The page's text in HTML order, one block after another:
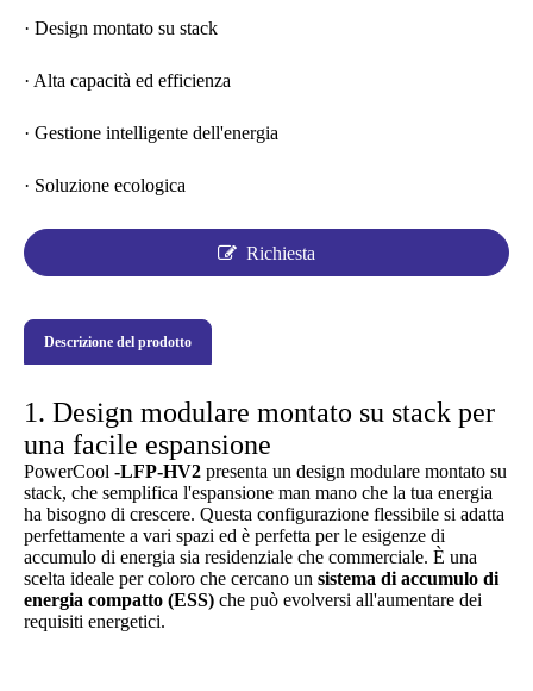
· Design montato su stack
· Alta capacità ed efficienza
· Gestione intelligente dell'energia
· Soluzione ecologica
Richiesta
Descrizione del prodotto
1. Design modulare montato su stack per
una facile espansione
PowerCool -LFP-HV2 presenta un design modulare montato su
stack, che semplifica l'espansione man mano che la tua energia
ha bisogno di crescere. Questa configurazione flessibile si adatta
perfettamente a vari spazi ed è perfetta per le esigenze di
accumulo di energia sia residenziale che commerciale. È una
scelta ideale per coloro che cercano un sistema di accumulo di
energia compatto (ESS) che può evolversi all'aumentare dei
requisiti energetici.